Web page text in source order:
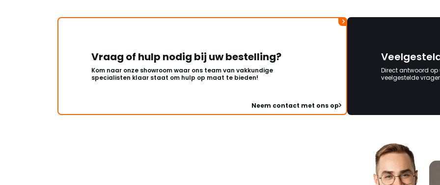
Vraag of hulp nodig bij uw bestelling?
Kom naar onze showroom waar ons team van vakkundige
specialisten klaar staat om hulp op maat te bieden!
Neem contact met ons op
Direct antwoord op
veelgestelde